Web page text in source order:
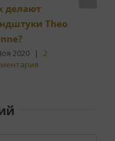
делают
Theo
2020 |
2